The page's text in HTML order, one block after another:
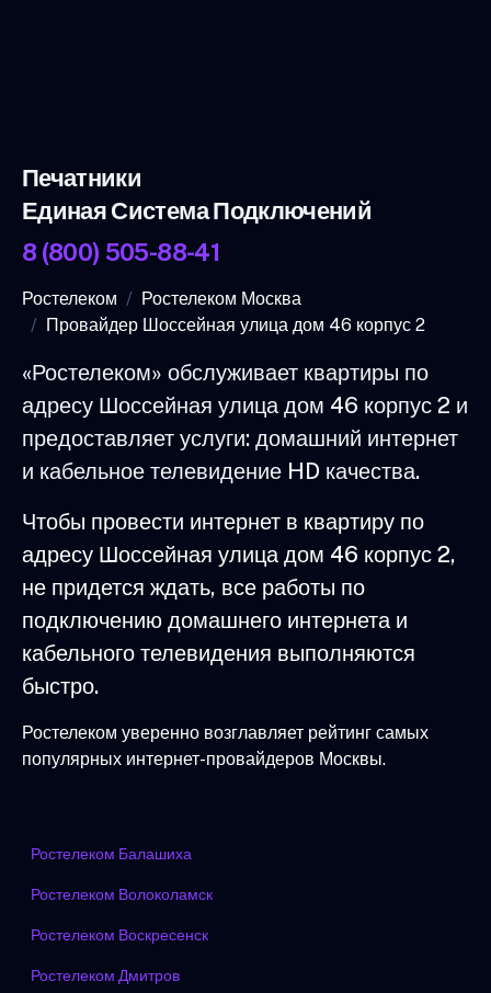
Печатники
Единая Система Подключений
8 (800) 505-88-41
Ростелеком
Ростелеком Москва
Провайдер Шоссейная улица дом 46 корпус 2
«Ростелеком» обслуживает квартиры по
адресу Шоссейная улица дом 46 корпус 2 и
предоставляет услуги: домашний интернет
и кабельное телевидение HD качества.
Чтобы провести интернет в квартиру по
адресу Шоссейная улица дом 46 корпус 2,
не придется ждать, все работы по
подключению домашнего интернета и
кабельного телевидения выполняются
быстро.
Ростелеком уверенно возглавляет рейтинг самых
популярных интернет-провайдеров Москвы.
Ростелеком Балашиха
Ростелеком Волоколамск
Ростелеком Воскресенск
Ростелеком Дмитров